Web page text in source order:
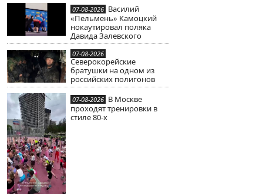
07-08-2026 Василий
«Пельмень» Камоцкий
нокаутировал поляка
Давида Залевского
07-08-2026
Северокорейские
братушки на одном из
российских полигонов
07-08-2026 В Москве
проходят тренировки в
стиле 80-х